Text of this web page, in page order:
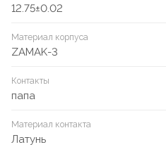
12.75±0.02
Материал корпуса
ZAMAK-3
Контакты
папа
Материал контакта
Латунь